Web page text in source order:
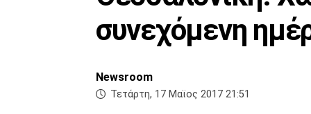
συνεχόμενη
Newsroom
Τετάρτη, 17 Μαϊος 2017 21:51